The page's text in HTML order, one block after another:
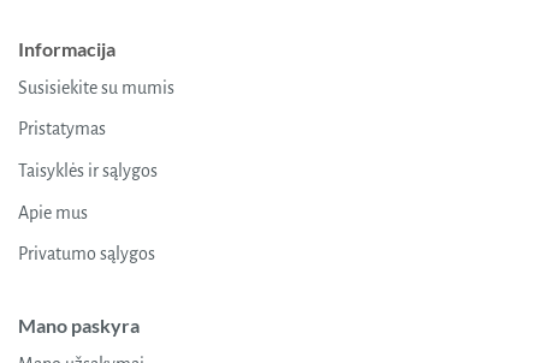
Informacija
Susisiekite su mumis
Pristatymas
Taisyklės ir sąlygos
Apie mus
Privatumo sąlygos
Mano paskyra